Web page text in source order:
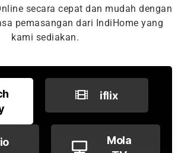
secara cepat dan mudah dengan
pemasangan dari IndiHome yang
kami sediakan.
iflix
Mola